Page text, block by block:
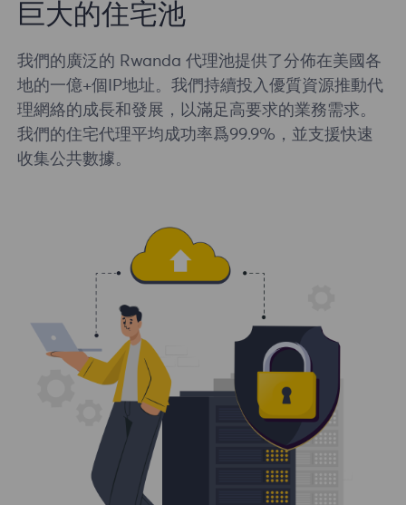
巨大的住宅池
我們的廣泛的 Rwanda 代理池提供了分佈在美國各
地的一億+個IP地址。我們持續投入優質資源推動代
理網絡的成長和發展，以滿足高要求的業務需求。
我們的住宅代理平均成功率爲99.9%，並支援快速
收集公共數據。